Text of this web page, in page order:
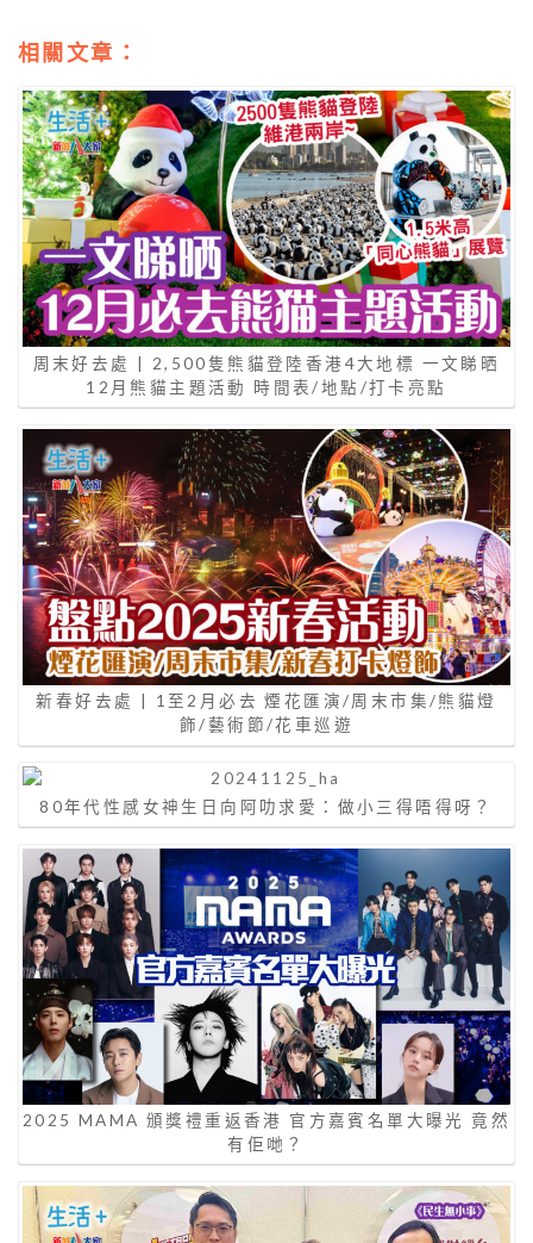
相關文章：
周末好去處 | 2,500隻熊貓登陸香港4大地標 一文睇晒
12月熊貓主題活動 時間表/地點/打卡亮點
新春好去處 | 1至2月必去 煙花匯演/周末市集/熊貓燈
飾/藝術節/花車巡遊
80年代性感女神生日向阿叻求愛：做小三得唔得呀？
2025 MAMA 頒獎禮重返香港 官方嘉賓名單大曝光 竟然
有佢哋？